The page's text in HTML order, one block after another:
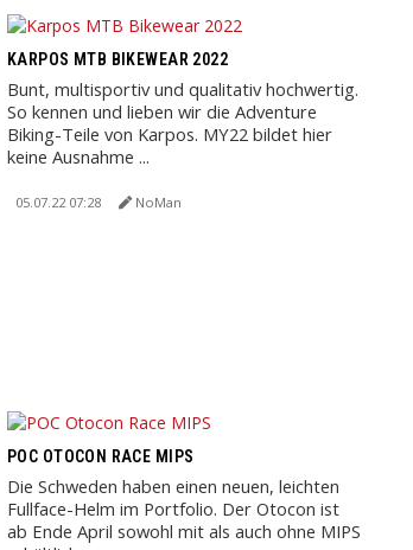
KARPOS MTB BIKEWEAR 2022
Bunt, multisportiv und qualitativ hochwertig.
So kennen und lieben wir die Adventure
Biking-Teile von Karpos. MY22 bildet hier
keine Ausnahme ...
05.07.22 07:28 NoMan
POC OTOCON RACE MIPS
Die Schweden haben einen neuen, leichten
Fullface-Helm im Portfolio. Der Otocon ist
ab Ende April sowohl mit als auch ohne MIPS